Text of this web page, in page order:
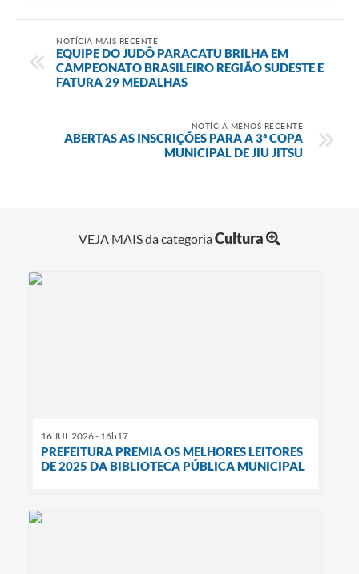
NOTÍCIA MAIS RECENTE
EQUIPE DO JUDÔ PARACATU BRILHA EM
CAMPEONATO BRASILEIRO REGIÃO SUDESTE E
FATURA 29 MEDALHAS
NOTÍCIA MENOS RECENTE
ABERTAS AS INSCRIÇÕES PARA A 3ª COPA
MUNICIPAL DE JIU JITSU
VEJA MAIS da categoriaCultura
16 JUL 2026 - 16h17
PREFEITURA PREMIA OS MELHORES LEITORES
DE 2025 DA BIBLIOTECA PÚBLICA MUNICIPAL